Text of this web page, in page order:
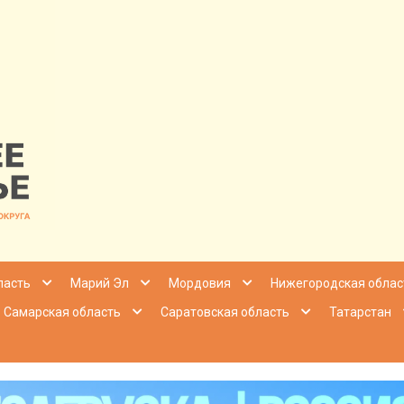
|Марий Эл Мордовия
Нижегородская
Самарская область Саратовская область
Татарстан